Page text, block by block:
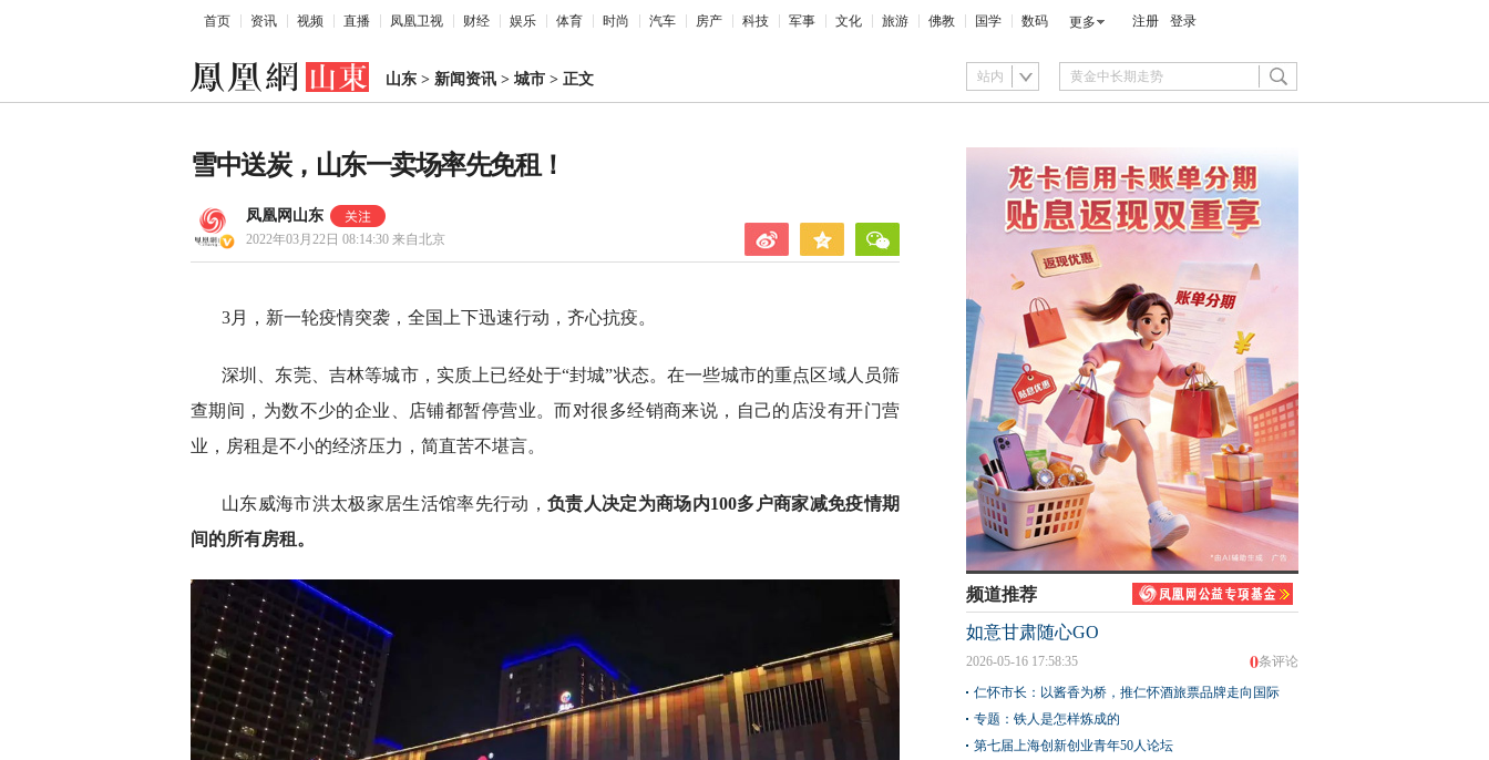
首页 资讯 视频 直播 凤凰卫视 财经 娱乐 体育 时尚 汽车 房产 科技 军事 文化 旅游 佛教 国学 数码 更多 注册 登录
山东 > 新闻资讯 > 城市 > 正文 站内
雪中送炭，山东一卖场率先免租！
凤凰网山东
2022年03月22日 08:14:30 来自北京
3月，新一轮疫情突袭，全国上下迅速行动，齐心抗疫。
深圳、东莞、吉林等城市，实质上已经处于“封城”状态。在一些城市的重点区域人员筛
查期间，为数不少的企业、店铺都暂停营业。而对很多经销商来说，自己的店没有开门营
业，房租是不小的经济压力，简直苦不堪言。
山东威海市洪太极家居生活馆率先行动， 负责人决定为商场内100多户商家减免疫情期
间的所有房租。
频道推荐
如意甘肃随心GO
0条评论
2026-05-16 17:58:35
仁怀市长：以酱香为桥，推仁怀酒旅票品牌走向国际
专题：铁人是怎样炼成的
第七届上海创新创业青年50人论坛